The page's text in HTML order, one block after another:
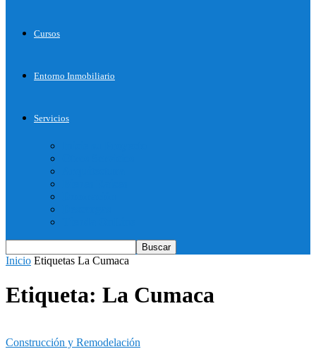
Cursos
Entorno Inmobiliario
Servicios
Inicio Etiquetas La Cumaca
Etiqueta: La Cumaca
Construcción y Remodelación